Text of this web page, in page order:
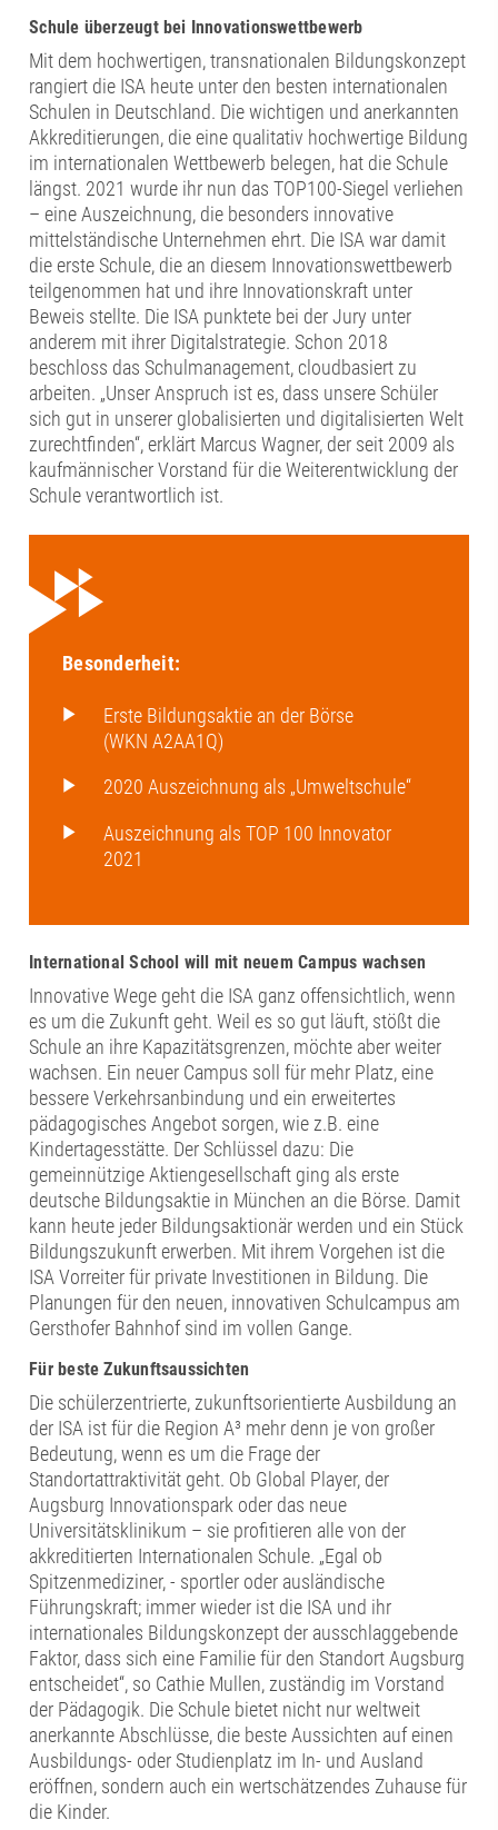
Schule überzeugt bei Innovationswettbewerb
Mit dem hochwertigen, transnationalen Bildungskonzept
rangiert die ISA heute unter den besten internationalen
Schulen in Deutschland. Die wichtigen und anerkannten
Akkreditierungen, die eine qualitativ hochwertige Bildung
im internationalen Wettbewerb belegen, hat die Schule
längst. 2021 wurde ihr nun das TOP100-Siegel verliehen
– eine Auszeichnung, die besonders innovative
mittelständische Unternehmen ehrt. Die ISA war damit
die erste Schule, die an diesem Innovationswettbewerb
teilgenommen hat und ihre Innovationskraft unter
Beweis stellte. Die ISA punktete bei der Jury unter
anderem mit ihrer Digitalstrategie. Schon 2018
beschloss das Schulmanagement, cloudbasiert zu
arbeiten. „Unser Anspruch ist es, dass unsere Schüler
sich gut in unserer globalisierten und digitalisierten Welt
zurechtfinden“, erklärt Marcus Wagner, der seit 2009 als
kaufmännischer Vorstand für die Weiterentwicklung der
Schule verantwortlich ist.
Besonderheit:
Erste Bildungsaktie an der Börse
(WKN A2AA1Q)
2020 Auszeichnung als „Umweltschule“
Auszeichnung als TOP 100 Innovator
2021
International School will mit neuem Campus wachsen
Innovative Wege geht die ISA ganz offensichtlich, wenn
es um die Zukunft geht. Weil es so gut läuft, stößt die
Schule an ihre Kapazitätsgrenzen, möchte aber weiter
wachsen. Ein neuer Campus soll für mehr Platz, eine
bessere Verkehrsanbindung und ein erweitertes
pädagogisches Angebot sorgen, wie z.B. eine
Kindertagesstätte. Der Schlüssel dazu: Die
gemeinnützige Aktiengesellschaft ging als erste
deutsche Bildungsaktie in München an die Börse. Damit
kann heute jeder Bildungsaktionär werden und ein Stück
Bildungszukunft erwerben. Mit ihrem Vorgehen ist die
ISA Vorreiter für private Investitionen in Bildung. Die
Planungen für den neuen, innovativen Schulcampus am
Gersthofer Bahnhof sind im vollen Gange.
Für beste Zukunftsaussichten
Die schülerzentrierte, zukunftsorientierte Ausbildung an
der ISA ist für die Region A³ mehr denn je von großer
Bedeutung, wenn es um die Frage der
Standortattraktivität geht. Ob Global Player, der
Augsburg Innovationspark oder das neue
Universitätsklinikum – sie profitieren alle von der
akkreditierten Internationalen Schule. „Egal ob
Spitzenmediziner, - sportler oder ausländische
Führungskraft; immer wieder ist die ISA und ihr
internationales Bildungskonzept der ausschlaggebende
Faktor, dass sich eine Familie für den Standort Augsburg
entscheidet“, so Cathie Mullen, zuständig im Vorstand
der Pädagogik. Die Schule bietet nicht nur weltweit
anerkannte Abschlüsse, die beste Aussichten auf einen
Ausbildungs- oder Studienplatz im In- und Ausland
eröffnen, sondern auch ein wertschätzendes Zuhause für
die Kinder.